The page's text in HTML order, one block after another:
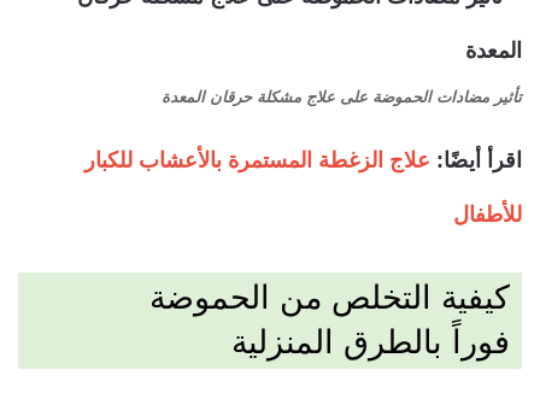
تأثير مضادات الحموضة على علاج مشكلة حرقان المعدة
اقرأ أيضًا: علاج الزغطة المستمرة بالأعشاب للكبار
للأطفال
كيفية التخلص من الحموضة
فوراً
بالطرق المنزلية